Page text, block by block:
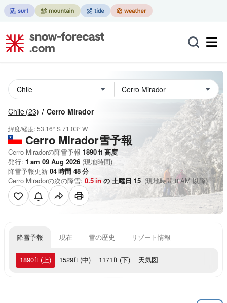
Chile (23) Cerro Mirador
緯度/経度:53.16° S71.03° W
Cerro Mirador雪予報
Cerro Miradorの降雪予報 1890ft 高度
発行: 1 am 09 Aug 2026 (現地時間)
降雪予報更新 04時間 48分
Cerro Miradorの次の降雪: 0.5in の 土曜日 15 (現地時間 8 AM 以降)
降雪予報 現在 雪の歴史 リゾート情報
1890ft (上) 1529ft (中) 1171ft (下) 天気図